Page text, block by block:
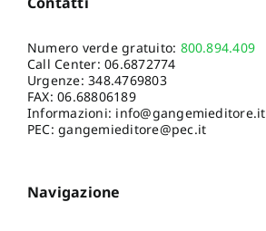
Numero verde gratuito: 800.894.409
Call Center:06.6872774
Urgenze:348.4769803
FAX: 06.68806189
Informazioni: info@gangemieditore.it
PEC: gangemieditore@pec.it
Navigazione